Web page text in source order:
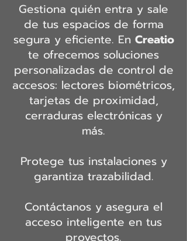
Gestiona quién entra y sale
de tus espacios de forma
segura y eficiente. En Creatio
te ofrecemos soluciones
personalizadas de control de
accesos: lectores biométricos,
tarjetas de proximidad,
cerraduras electrónicas y
más.
Protege tus instalaciones y
garantiza trazabilidad.
Contáctanos y asegura el
acceso inteligente en tus
proyectos.